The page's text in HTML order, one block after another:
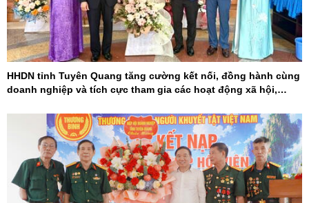
HHDN tỉnh Tuyên Quang tăng cường kết nối, đồng hành cùng
doanh nghiệp và tích cực tham gia các hoạt động xã hội,